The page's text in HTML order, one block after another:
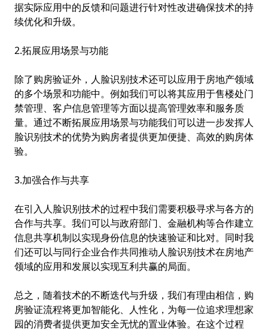
据实际应用中的反馈和问题进行针对性改进确保技术的持
续优化和升级。
2.拓展应用场景与功能
除了购房验证外，人脸识别技术还可以应用于房地产领域
的多个场景和功能中。例如我们可以将其应用于售楼处门
禁管理、客户信息管理等方面以提高管理效率和服务质
量。通过不断拓展应用场景与功能我们可以进一步发挥人
脸识别技术的优势为购房者提供更加便捷、高效的购房体
验。
3.加强合作与共享
在引入人脸识别技术的过程中我们需要积极寻求与各方的
合作与共享。我们可以与政府部门、金融机构等合作建立
信息共享机制以实现身份信息的快速验证和比对。同时我
们还可以与同行企业合作共同推动人脸识别技术在房地产
领域的应用和发展以实现互利共赢的局面。
总之，随着技术的不断迭代与升级，我们有理由相信，购
房验证流程将更加智能化、人性化，为每一位追求理想家
园的消费者提供更加安全无忧的置业体验。在这个过程